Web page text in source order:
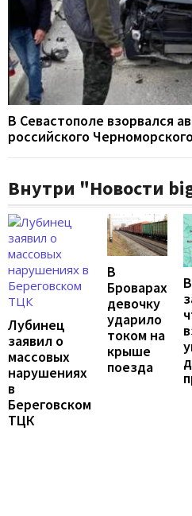
В Севастополе взорвался
российского
Внутри "Новости
Лубинец
заявил о
массовых
нарушениях
в
Береговском
ТЦК
В
Броварах
девочку
ударило
током на
крыше
поезда